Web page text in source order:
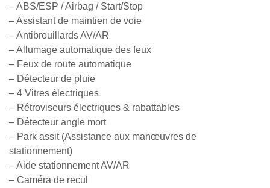
– ABS/ESP / Airbag / Start/Stop
– Assistant de maintien de voie
– Antibrouillards AV/AR
– Allumage automatique des feux
– Feux de route automatique
– Détecteur de pluie
– 4 Vitres électriques
– Rétroviseurs électriques & rabattables
– Détecteur angle mort
– Park assit (Assistance aux manœuvres de
stationnement)
– Aide stationnement AV/AR
– Caméra de recul